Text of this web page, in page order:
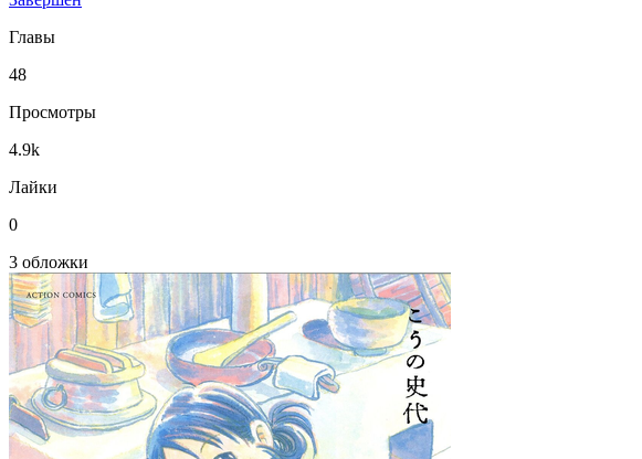
Главы
48
Просмотры
4.9k
Лайки
0
3 обложки